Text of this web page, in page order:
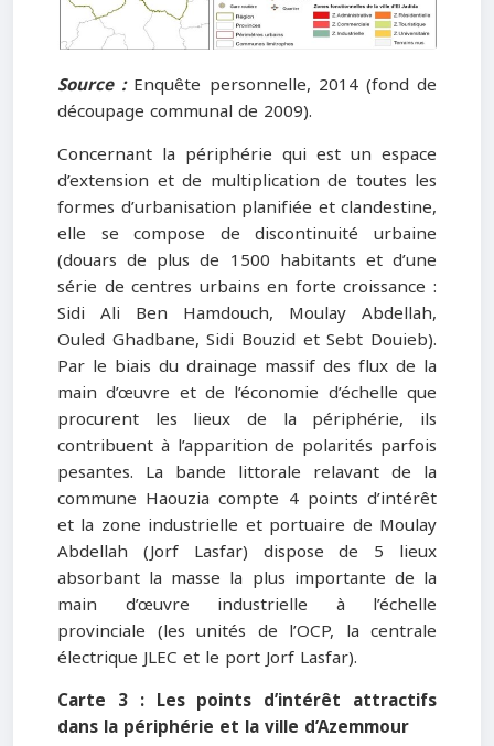
Source :Enquête personnelle, 2014 (fond de
découpage communal de 2009).
Concernant la périphérie qui est un espace
d’extension et de multiplication de toutes les
formes d’urbanisation planifiée et clandestine,
elle se compose de discontinuité urbaine
(douars de plus de 1500 habitants et d’une
série de centres urbains en forte croissance :
Sidi Ali Ben Hamdouch, Moulay Abdellah,
Ouled Ghadbane, Sidi Bouzid et Sebt Douieb).
Par le biais du drainage massif des flux de la
main d’œuvre et de l’économie d’échelle que
procurent les lieux de la périphérie, ils
contribuent à l’apparition de polarités parfois
pesantes. La bande littorale relavant de la
commune Haouzia compte 4 points d’intérêt
et la zone industrielle et portuaire de Moulay
Abdellah (Jorf Lasfar) dispose de 5 lieux
absorbant la masse la plus importante de la
main d’œuvre industrielle à l’échelle
provinciale (les unités de l’OCP, la centrale
électrique JLEC et le port Jorf Lasfar).
Carte 3 : Les points d’intérêt attractifs
dans la périphérie et la ville d’Azemmour